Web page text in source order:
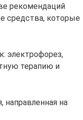
рекомендаций
средства, которые
электрофорез,
терапию и
направленная на